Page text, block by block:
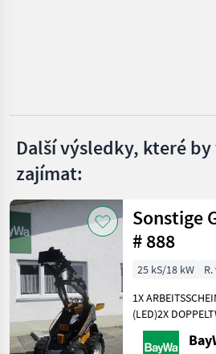
Volvo
Zobrazit
všech
49
MARKETPLACE
Marketplace
Nabídky
prodejců
Inzeráty
Další výsledky, které
zajímat:
Sonstige
# 888
25 kS/18 kW
1X
(LED)2X
UNTER DER